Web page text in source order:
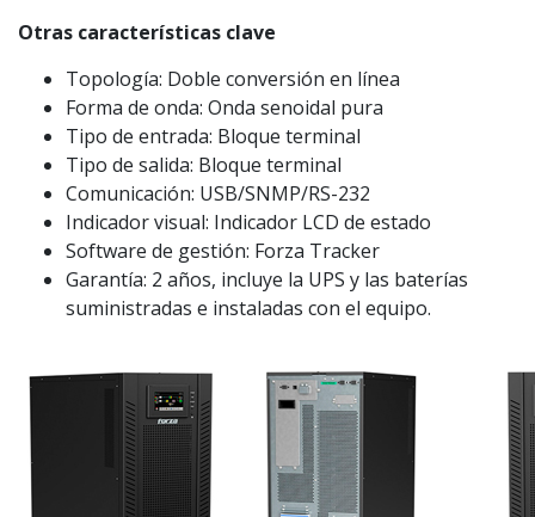
Otras características clave
Topología: Doble conversión en línea
Forma de onda: Onda senoidal pura
Tipo de entrada: Bloque terminal
Tipo de salida: Bloque terminal
Comunicación: USB/SNMP/RS-232
Indicador visual: Indicador LCD de estado
Software de gestión: Forza Tracker
Garantía: 2 años, incluye la UPS y las baterías
suministradas e instaladas con el equipo.